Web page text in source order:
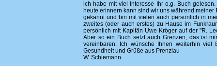
ich habe mit viel Interesse Ihr o.g. Buch
heute erinnern kann sind wir uns während
gekannt und bin mit vielen auch persönlich in
zweites (oder auch erstes) zu Hause im
persönlich mit Kapitän Uwe Kröger auf der "R.
Aber so ein Buch setzt auch Grenzen, das ist
vereinbaren. Ich wünsche Ihnen weiterhin
Gesundheit und Grüße aus Prenzlau
W. Schiemann